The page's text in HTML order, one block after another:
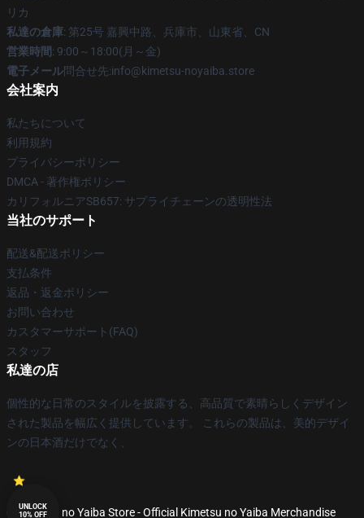
リカ
私達の倉庫: 第25号 嘉興中路、兵庫市、山東省、CN
営業時間: 9:00～18:00(月～金)
電子メール問合せ先:info@kimetsu-noyaiba.store
会社案内
私たちについて
利用規約
プライバシーポリシー
DMCA - 著作権ポリシー
カリフォルニアSB657: サプライチェーンの透明性法
当社のサポート
配送&配送ポリシー
支払条件
返品・返金ポリシー
お問い合わせ
カスタマーサポート(FAQ)
スタッフ
私達の店
個性的な日常のスタイルを披露する、高品質で素晴らしくデザイン
された製品を幅広く提供しています。 これらの製品は、美的デザイ
ンの日本酒だけでなく、
© Kimetsu no Yaiba Store - Official Kimetsu no Yaiba Merchandise
UNLOCK
10% OFF